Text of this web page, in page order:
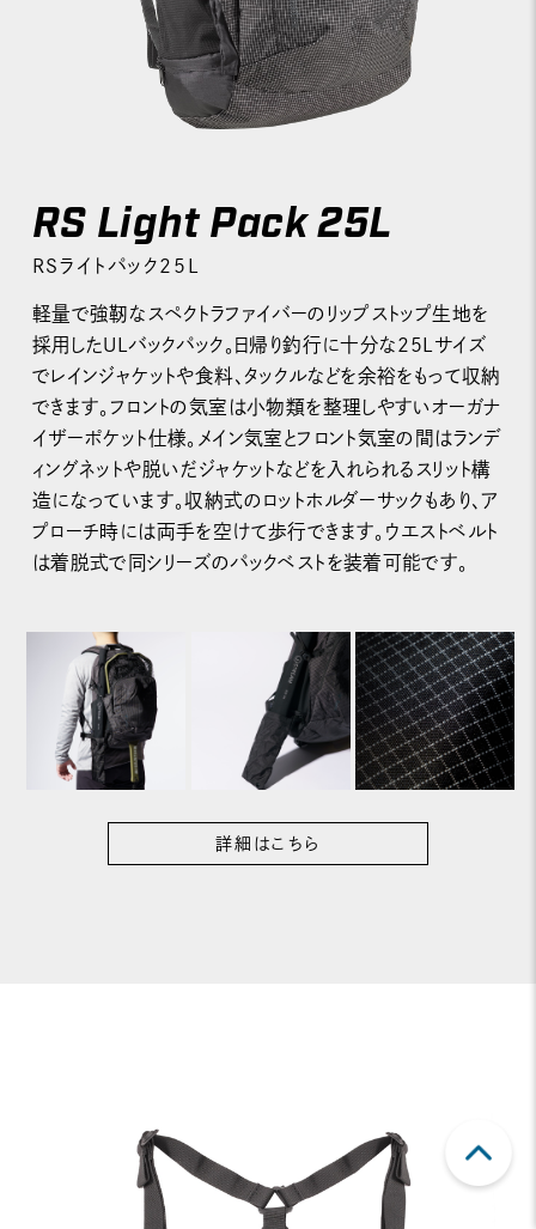
RS Light Pack 25L
RSライトパック25L
軽量で強靭なスペクトラファイバーのリップストップ生地を
採用したULバックパック。日帰り釣行に十分な25Lサイズ
でレインジャケットや食料、タックルなどを余裕をもって収納
できます。フロントの気室は小物類を整理しやすいオーガナ
イザーポケット仕様。メイン気室とフロント気室の間はランデ
ィングネットや脱いだジャケットなどを入れられるスリット構
造になっています。収納式のロットホルダーサックもあり、ア
プローチ時には両手を空けて歩行できます。ウエストベルト
は着脱式で同シリーズのパックベストを装着可能です。
詳細はこちら